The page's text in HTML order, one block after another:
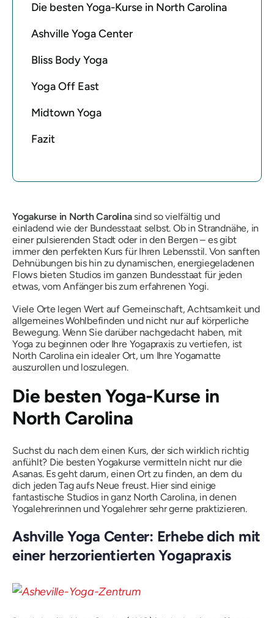
Die besten Yoga-Kurse in North Carolina
Ashville Yoga Center
Bliss Body Yoga
Yoga Off East
Midtown Yoga
Fazit
Yogakurse in North Carolina sind so vielfältig und
einladend wie der Bundesstaat selbst. Ob in Strandnähe, in
einer pulsierenden Stadt oder in den Bergen – es gibt
immer den perfekten Kurs für Ihren Lebensstil. Von sanften
Dehnübungen bis hin zu dynamischen, energiegeladenen
Flows bieten Studios im ganzen Bundesstaat für jeden
etwas, vom Anfänger bis zum erfahrenen Yogi.
Viele Orte legen Wert auf Gemeinschaft, Achtsamkeit und
allgemeines Wohlbefinden und nicht nur auf körperliche
Bewegung. Wenn Sie darüber nachgedacht haben, mit
Yoga zu beginnen oder Ihre Yogapraxis zu vertiefen, ist
North Carolina ein idealer Ort, um Ihre Yogamatte
auszurollen und loszulegen.
Die besten Yoga-Kurse in
North Carolina
Suchst du nach dem einen Kurs, der sich wirklich richtig
anfühlt? Die besten Yogakurse vermitteln nicht nur die
Asanas. Es geht darum, einen Ort zu finden, an dem du
dich jeden Tag aufs Neue freust. Hier sind einige
fantastische Studios in ganz North Carolina, in denen
Yogalehrerinnen und Yogalehrer sehr gerne praktizieren.
Ashville Yoga Center: Erhebe dich mit
einer herzorientierten Yogapraxis